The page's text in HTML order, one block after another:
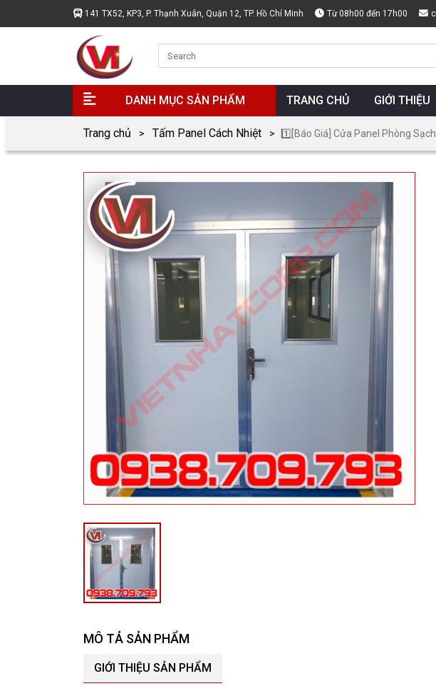
141 TX52, KP3, P. Thạnh Xuân, Quận 12, TP. Hồ Chí Minh Từ 08h00 đến 17h00
DANH MỤC SẢN PHẨM TRANG CHỦ GIỚI THIỆU
Trang chủ Tấm Panel Cách Nhiệt 1️⃣[Báo Giá] Cửa Panel Phòng
MÔ TẢ SẢN PHẨM
GIỚI THIỆU SẢN PHẨM